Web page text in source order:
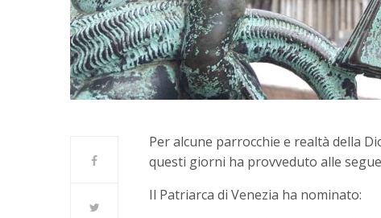
Per alcune parrocchie e realtà della
questi giorni ha provveduto alle
Il Patriarca di Venezia ha nominato: